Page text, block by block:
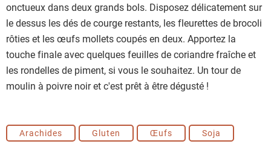
onctueux dans deux grands bols. Disposez délicatement sur
le dessus les dés de courge restants, les fleurettes de brocoli
rôties et les œufs mollets coupés en deux. Apportez la
touche finale avec quelques feuilles de coriandre fraîche et
les rondelles de piment, si vous le souhaitez. Un tour de
moulin à poivre noir et c'est prêt à être dégusté !
Arachides Gluten Œufs Soja